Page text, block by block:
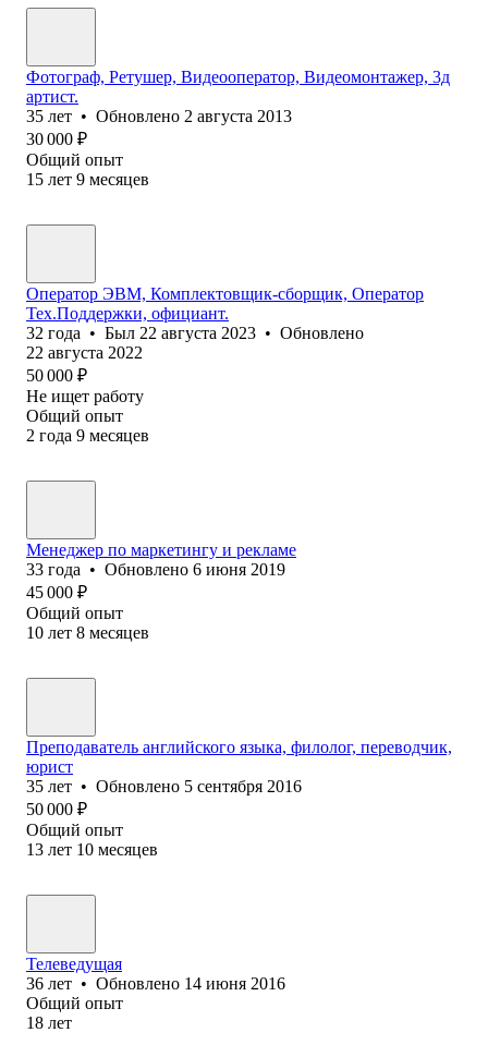
Фотограф, Ретушер, Видеооператор, Видеомонтажер, 3д
артист.
35 лет • Обновлено 2 августа 2013
30 000 ₽
Общий опыт
15 лет 9 месяцев
Оператор ЭВМ, Комплектовщик-сборщик, Оператор
Тех.Поддержки, официант.
32 года • Был 22 августа 2023 • Обновлено
22 августа 2022
50 000 ₽
Не ищет работу
Общий опыт
2 года 9 месяцев
Менеджер по маркетингу и рекламе
33 года • Обновлено 6 июня 2019
45 000 ₽
Общий опыт
10 лет 8 месяцев
Преподаватель английского языка, филолог, переводчик,
юрист
35 лет • Обновлено 5 сентября 2016
50 000 ₽
Общий опыт
13 лет 10 месяцев
Телеведущая
36 лет • Обновлено 14 июня 2016
Общий опыт
18 лет